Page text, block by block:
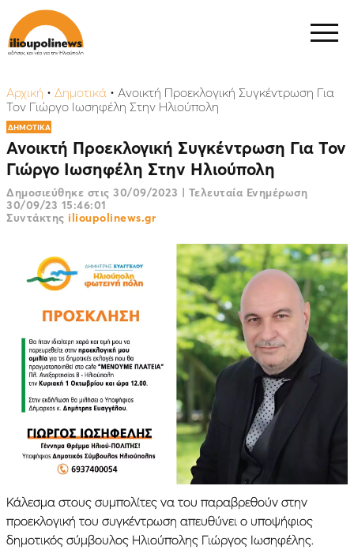
Αρχική • Δημοτικά • Ανοικτή Προεκλογική Συγκέντρωση Για
Τον Γιώργο Ιωσηφέλη Στην Ηλιούπολη
ΔΗΜΟΤΙΚΑ
Ανοικτή Προεκλογική Συγκέντρωση Για Τον
Γιώργο Ιωσηφέλη Στην Ηλιούπολη
Δημοσιεύθηκε στις 30/09/2023 | Τελευταία Ενημέρωση
30/09/23 15:46:01
Συντάκτης ilioupolinews.gr
Κάλεσμα στους συμπολίτες να του παραβρεθούν στην
προεκλογική του συγκέντρωση απευθύνει ο υποψήφιος
δημοτικός σύμβουλος Ηλιούπολης Γιώργος Ιωσηφέλης.